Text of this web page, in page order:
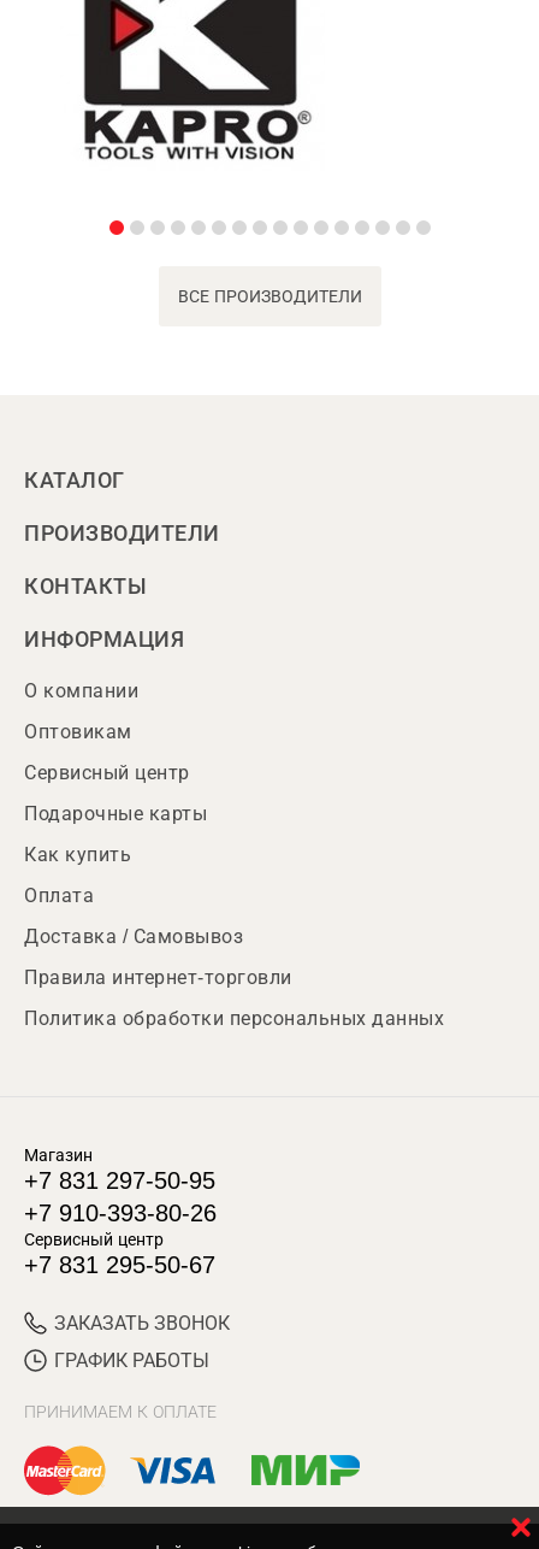
ВСЕ ПРОИЗВОДИТЕЛИ
КАТАЛОГ
ПРОИЗВОДИТЕЛИ
КОНТАКТЫ
ИНФОРМАЦИЯ
О компании
Оптовикам
Сервисный центр
Подарочные карты
Как купить
Оплата
Доставка / Самовывоз
Правила интернет-торговли
Политика обработки персональных данных
Магазин
+7 831 297-50-95
+7 910-393-80-26
Сервисный центр
+7 831 295-50-67
ЗАКАЗАТЬ ЗВОНОК
ГРАФИК РАБОТЫ
ПРИНИМАЕМ К ОПЛАТЕ